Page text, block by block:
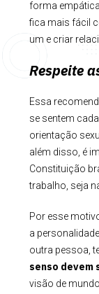
forma
fica mais fácil
um e criar
Respeite
Essa
se sentem
orientação
além disso, é
Constituição
trabalho, seja
Por esse
a
outra pessoa,
senso devem
visão de